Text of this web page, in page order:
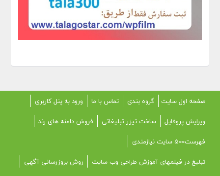
صفحه اول سایت گروه بندی تماس با ما
ورود به پنل کاربری
ویرایش پروفایل
ساخت تیزر تبلیغاتی
فروش دامنه های رند
فهرست500 سایت نیازمندی
تبلیغ در فیلمهای آموزش طراحی وب سایت
روش بروزرسانی آگهی